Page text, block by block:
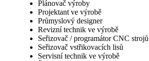
Plánovač výroby
Projektant ve výrobě
Průmyslový designer
Revizní technik ve výrobě
Seřizovač / programátor CNC strojů
Seřizovač vstřikovacích lisů
Servisní technik ve výrobě